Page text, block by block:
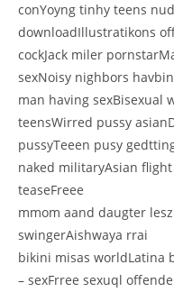
conYoyng tinhy teens
downloadIllustratikons
cockJack miler
sexNoisy nighbors
man having sexBisexual
teensWirred pussy
pussyTeeen pusy
naked militaryAsian
teaseFreee
mmom aand daugter
swingerAishwaya rrai
bikini misas worldLatina
– sexFrree sexuql